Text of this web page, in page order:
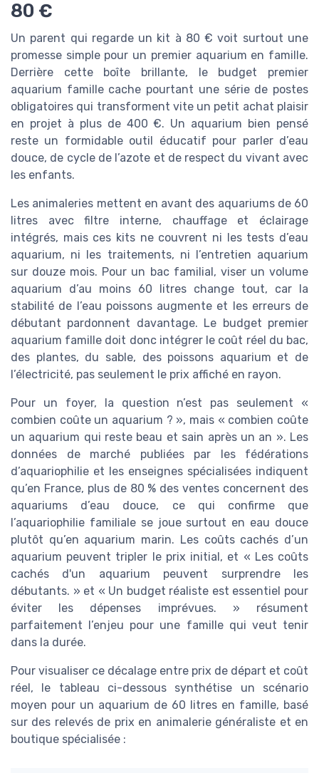
80 €
Un parent qui regarde un kit à 80 € voit surtout une
promesse simple pour un premier aquarium en famille.
Derrière cette boîte brillante, le budget premier
aquarium famille cache pourtant une série de postes
obligatoires qui transforment vite un petit achat plaisir
en projet à plus de 400 €. Un aquarium bien pensé
reste un formidable outil éducatif pour parler d’eau
douce, de cycle de l’azote et de respect du vivant avec
les enfants.
Les animaleries mettent en avant des aquariums de 60
litres avec filtre interne, chauffage et éclairage
intégrés, mais ces kits ne couvrent ni les tests d’eau
aquarium, ni les traitements, ni l’entretien aquarium
sur douze mois. Pour un bac familial, viser un volume
aquarium d’au moins 60 litres change tout, car la
stabilité de l’eau poissons augmente et les erreurs de
débutant pardonnent davantage. Le budget premier
aquarium famille doit donc intégrer le coût réel du bac,
des plantes, du sable, des poissons aquarium et de
l’électricité, pas seulement le prix affiché en rayon.
Pour un foyer, la question n’est pas seulement «
combien coûte un aquarium ? », mais « combien coûte
un aquarium qui reste beau et sain après un an ». Les
données de marché publiées par les fédérations
d’aquariophilie et les enseignes spécialisées indiquent
qu’en France, plus de 80 % des ventes concernent des
aquariums d’eau douce, ce qui confirme que
l’aquariophilie familiale se joue surtout en eau douce
plutôt qu’en aquarium marin. Les coûts cachés d’un
aquarium peuvent tripler le prix initial, et « Les coûts
cachés d'un aquarium peuvent surprendre les
débutants. » et « Un budget réaliste est essentiel pour
éviter les dépenses imprévues. » résument
parfaitement l’enjeu pour une famille qui veut tenir
dans la durée.
Pour visualiser ce décalage entre prix de départ et coût
réel, le tableau ci-dessous synthétise un scénario
moyen pour un aquarium de 60 litres en famille, basé
sur des relevés de prix en animalerie généraliste et en
boutique spécialisée :